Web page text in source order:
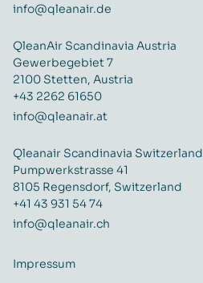
info@qleanair.de
QleanAir Scandinavia Austria
Gewerbegebiet 7
2100 Stetten, Austria
+43 2262 61650
info@qleanair.at
Qleanair Scandinavia Switzerland
Pumpwerkstrasse 41
8105 Regensdorf, Switzerland
+41 43 931 54 74
info@qleanair.ch
Impressum